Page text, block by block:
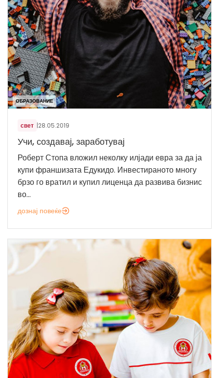
ОБРАЗОВАНИЕ
свет |28.05.2019
Учи, создавај, заработувај
Роберт Стопа вложил неколку илјади евра за да ја
купи франшизата Едукидо. Инвестираното многу
брзо го вратил и купил лиценца да развива бизнис
во...
дознај повеќе